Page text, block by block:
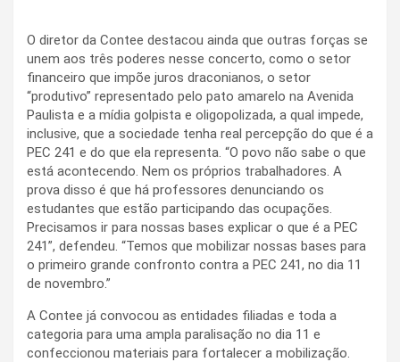
O diretor da Contee destacou ainda que outras forças se
unem aos três poderes nesse concerto, como o setor
financeiro que impõe juros draconianos, o setor
“produtivo” representado pelo pato amarelo na Avenida
Paulista e a mídia golpista e oligopolizada, a qual impede,
inclusive, que a sociedade tenha real percepção do que é a
PEC 241 e do que ela representa. “O povo não sabe o que
está acontecendo. Nem os próprios trabalhadores. A
prova disso é que há professores denunciando os
estudantes que estão participando das ocupações.
Precisamos ir para nossas bases explicar o que é a PEC
241”, defendeu. “Temos que mobilizar nossas bases para
o primeiro grande confronto contra a PEC 241, no dia 11
de novembro.”
A Contee já convocou as entidades filiadas e toda a
categoria para uma ampla paralisação no dia 11 e
confeccionou materiais para fortalecer a mobilização.